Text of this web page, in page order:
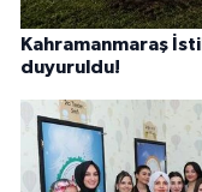
Kahramanmaraş
duyuruldu!